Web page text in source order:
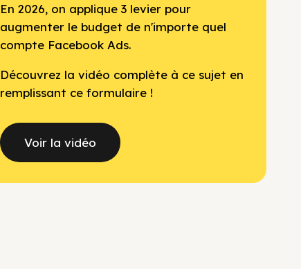
En 2026, on applique 3 levier pour
augmenter le budget de n'importe quel
compte Facebook Ads.
Découvrez la vidéo complète à ce sujet en
remplissant ce formulaire !
Voir la vidéo